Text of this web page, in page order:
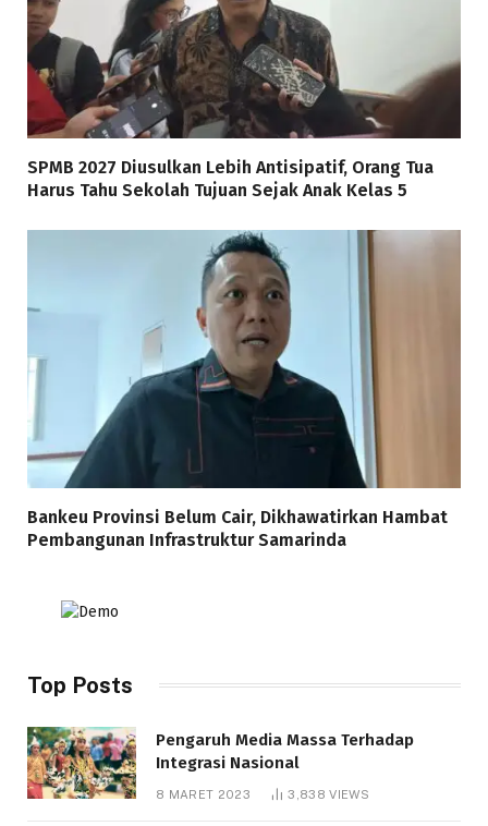
SPMB 2027 Diusulkan Lebih Antisipatif, Orang Tua
Harus Tahu Sekolah Tujuan Sejak Anak Kelas 5
Bankeu Provinsi Belum Cair, Dikhawatirkan Hambat
Pembangunan Infrastruktur Samarinda
Top Posts
Pengaruh Media Massa Terhadap
Integrasi Nasional
8 MARET 2023 3,838VIEWS